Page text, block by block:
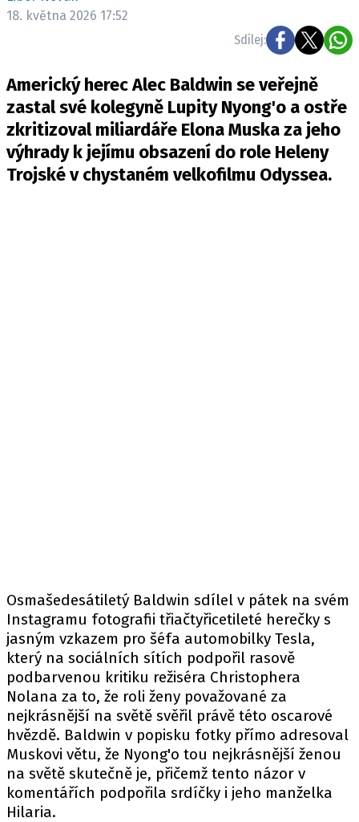
Pošlete e-mail na newsbox.cz
REDAKCE
KONTAKT
VYDAVATEL
INZERCE
OSOBNÍ ÚDAJE / COOKIES
18. května 2026 17:52
Sdílej:
Americký herec Alec Baldwin se veřejně
zastal své kolegyně Lupity Nyong'o a ostře
zkritizoval miliardáře Elona Muska za jeho
výhrady k jejímu obsazení do role Heleny
Trojské v chystaném velkofilmu Odyssea.
Osmašedesátiletý Baldwin sdílel v pátek na svém
Instagramu fotografii třiačtyřicetileté herečky s
jasným vzkazem pro šéfa automobilky Tesla,
který na sociálních sítích podpořil rasově
podbarvenou kritiku režiséra Christophera
Nolana za to, že roli ženy považované za
nejkrásnější na světě svěřil právě této oscarové
hvězdě. Baldwin v popisku fotky přímo adresoval
Muskovi větu, že Nyong'o tou nejkrásnější ženou
na světě skutečně je, přičemž tento názor v
komentářích podpořila srdíčky i jeho manželka
Hilaria.